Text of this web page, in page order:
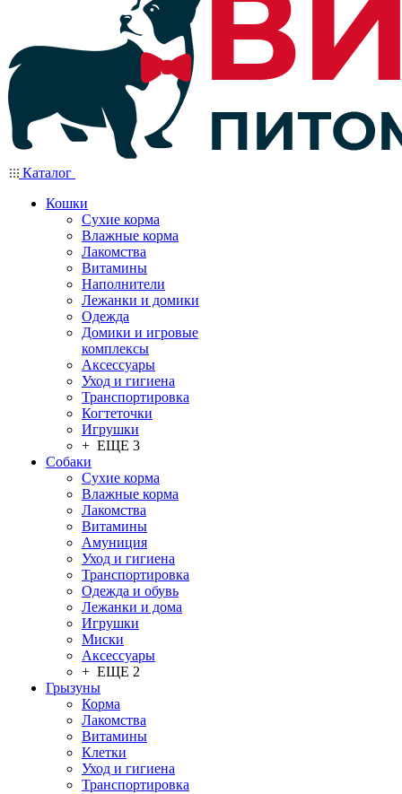
Каталог
Кошки
Сухие корма
Влажные корма
Лакомства
Витамины
Наполнители
Лежанки и домики
Одежда
Домики и игровые
комплексы
Аксессуары
Уход и гигиена
Транспортировка
Когтеточки
Игрушки
+ ЕЩЕ 3
Собаки
Сухие корма
Влажные корма
Лакомства
Витамины
Амуниция
Уход и гигиена
Транспортировка
Одежда и обувь
Лежанки и дома
Игрушки
Миски
Аксессуары
+ ЕЩЕ 2
Грызуны
Корма
Лакомства
Витамины
Клетки
Уход и гигиена
Транспортировка